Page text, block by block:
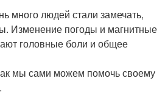
много людей стали замечать,
Изменение погоды и магнитные
головные боли и общее
мы сами можем помочь своему